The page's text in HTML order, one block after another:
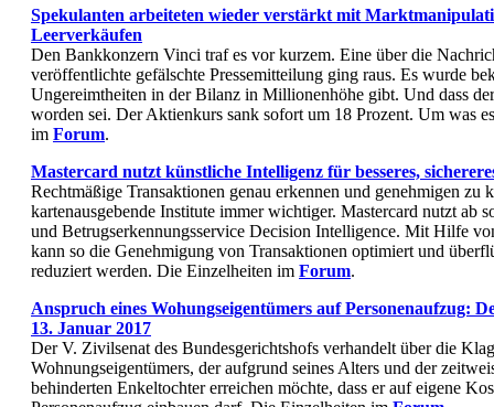
Spekulanten arbeiteten wieder verstärkt mit
Leerverkäufen
Den Bankkonzern Vinci traf es vor kurzem. Eine über die
veröffentlichte gefälschte Pressemitteilung ging raus. Es wurde
Ungereimtheiten in der Bilanz in Millionenhöhe gibt. Und dass
worden sei. Der Aktienkurs sank sofort um 18 Prozent. Um was
im Forum.
Mastercard nutzt künstliche Intelligenz für besseres,
Rechtmäßige Transaktionen genau erkennen und genehmigen zu
kartenausgebende Institute immer wichtiger. Mastercard nutzt ab
und Betrugserkennungsservice Decision Intelligence. Mit Hilfe
kann so die Genehmigung von Transaktionen optimiert und
reduziert werden. Die Einzelheiten im Forum.
Anspruch eines Wohungseigentümers auf Personenaufzug:
13. Januar 2017
Der V. Zivilsenat des Bundesgerichtshofs verhandelt über die
Wohnungseigentümers, der aufgrund seines Alters und der
behinderten Enkeltochter erreichen möchte, dass er auf eigene